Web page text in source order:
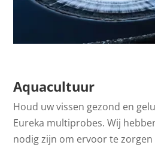
Aquacultuur
Houd uw vissen gezond en
Eureka multiprobes. Wij
nodig zijn om ervoor te